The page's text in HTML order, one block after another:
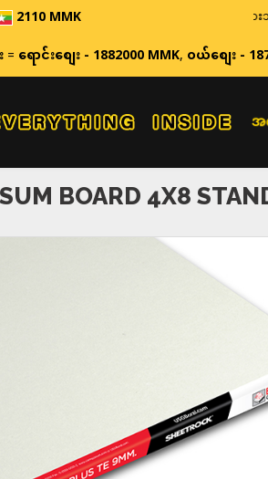
2110 MMK ဈေးနှုန်းများသည်
=ရောင်းစျေး - 1882000 MMK,ဝယ်စျေး -
အ
BOARD 4X8